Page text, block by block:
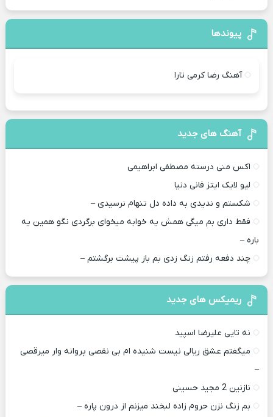
پیوندها
آهنگ رضا کرمی تارا
آهنگ های جدید
اکس منی درسته مصطفی ابراهیمی
لیو لایک ایتز فانی دنیا
شکستم و ندیدی به داده دل تنهام نرسیدی –
فقط داری بم میگی همش یه خوابه میخوای برگردی نگو همین یه
باره –
چند دفعه رفتم زنگ زدی بم باز پیشت برگشتم –
ریمیکس های جدید
نه تایی علیرضا اسپید
میگفتم عشق ریالی نیست شنیده ام بی نقصی پروانه وار میرقصی
–
نازنین 2 مجید حسینی
بم زنگ نزن حروم زاده لبخند میزنم از درون پاره –